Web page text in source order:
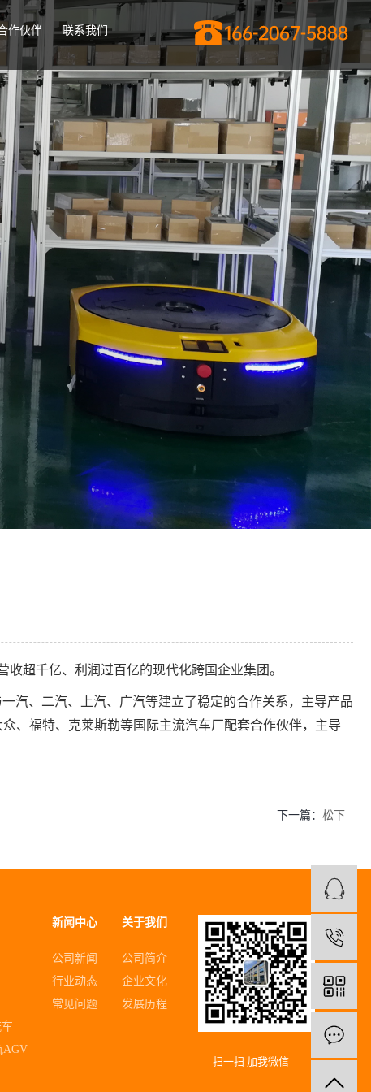
作伙伴 联系我们
超千亿、利润过百亿的现代化跨国企业集团。
汽、二汽、上汽、广汽等建立了稳定的合作关系，主导产品
、福特、克莱斯勒等国际主流汽车厂配套合作伙伴，主导
下一篇： 松下
AGV
新闻中心
公司新闻
行业动态
常见问题
关于我们
公司简介
企业文化
发展历程
扫一扫 加我微信